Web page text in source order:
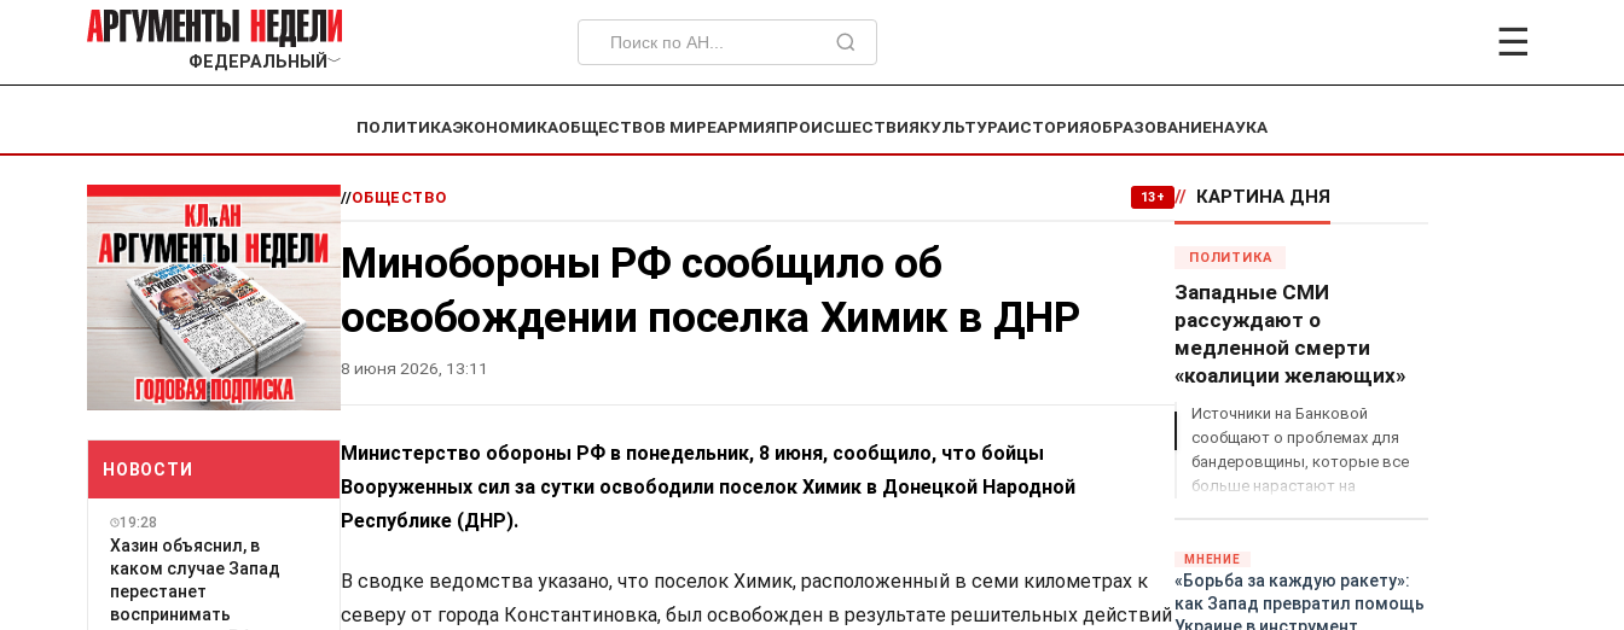
ФЕДЕРАЛЬНЫЙ ﹀ ☰
ПОЛИТИКАЭКОНОМИКАОБЩЕСТВОВ МИРЕАРМИЯПРОИСШЕСТВИЯКУЛЬТУРАИСТОРИЯОБРАЗОВАНИЕНАУКА
НОВОСТИ
19:28
Хазин объяснил, в
каком случае Запад
перестанет
воспринимать
//ОБЩЕСТВО 13+
Минобороны РФ сообщило об
освобождении поселка Химик в ДНР
8 июня 2026, 13:11
Министерство обороны РФ в понедельник, 8 июня, сообщило, что бойцы
Вооруженных сил за сутки освободили поселок Химик в Донецкой Народной
Республике (ДНР).
В сводке ведомства указано, что поселок Химик, расположенный в семи километрах к
северу от города Константиновка, был освобожден в результате решительных действий
// КАРТИНА ДНЯ
ПОЛИТИКА
Западные СМИ
рассуждают о
медленной смерти
«коалиции желающих»
Источники на Банковой
сообщают о проблемах для
бандеровщины, которые все
больше нарастают на
«страны 404» в следующем
году. Однако киевские
временщики не торопятся
МНЕНИЕ
«Борьба за каждую ракету»:
как Запад превратил помощь